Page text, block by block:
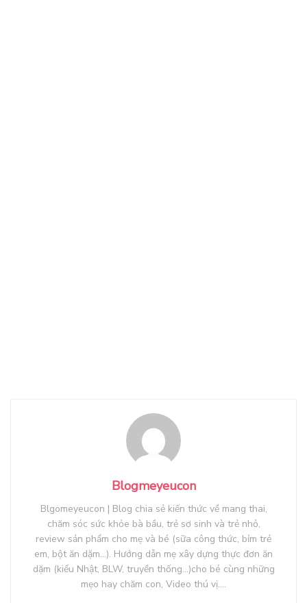
Blogmeyeucon
Blgomeyeucon | Blog chia sẻ kiến thức về mang thai,
chăm sóc sức khỏe bà bầu, trẻ sơ sinh và trẻ nhỏ,
review sản phẩm cho mẹ và bé (sữa công thức, bỉm trẻ
em, bột ăn dặm...). Hướng dẫn mẹ xây dựng thực đơn ăn
dặm (kiểu Nhật, BLW, truyền thống...)cho bé cùng những
mẹo hay chăm con, Video thú vị....